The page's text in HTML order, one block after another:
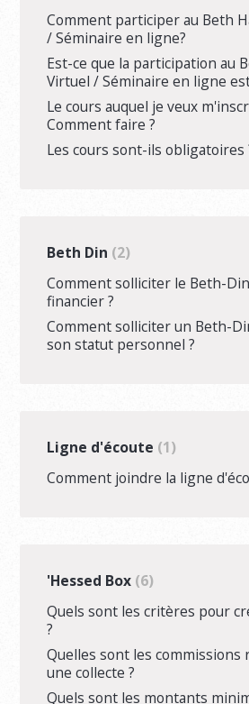
Comment participer au Beth
/ Séminaire en ligne?
Est-ce que la participation au
Virtuel / Séminaire en ligne
Le cours auquel je veux
Comment faire ?
Les cours sont-ils obligatoires
Beth Din 2
Comment solliciter le Beth-
financier ?
Comment solliciter un Beth-
son statut personnel ?
Ligne d'écoute 1
Comment joindre la ligne
'Hessed Box 6
Quels sont les critères pour
?
Quelles sont les
une collecte ?
Quels sont les montants